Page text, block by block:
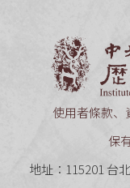
使用者條款、
保
地址：115201 台